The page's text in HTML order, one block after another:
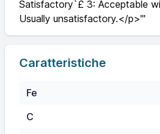
Satisfactory`£ 3: Acceptable
Usually unsatisfactory.</p>'"
Caratteristiche
Fe
C